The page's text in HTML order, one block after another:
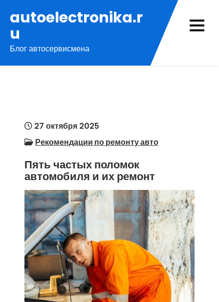
содержимому
autoelectronika.r
u
Блог автосервисмена
27 октября 2025
Рекомендации по ремонту авто
Пять частых поломок
автомобиля и их ремонт